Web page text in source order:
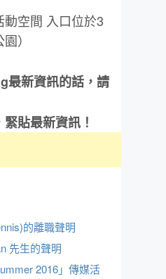
空間 入口位於3
）
最新資訊的話，請
貼最新資訊！
的離職聲明
先生的聲明
2016」傳媒活